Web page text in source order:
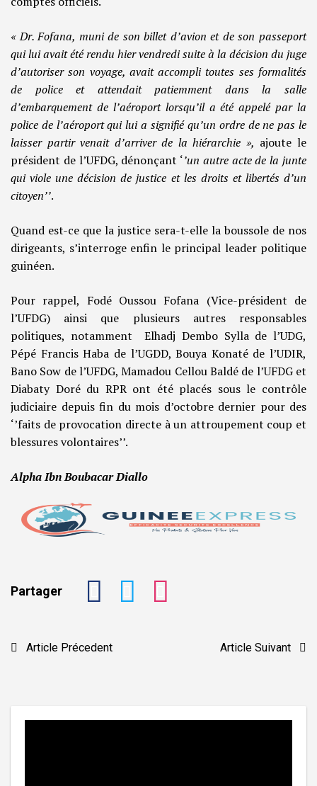
« Dr. Fofana, muni de son billet d’avion et de son passeport
qui lui avait été rendu hier vendredi suite à la décision du juge
d’autoriser son voyage, avait accompli toutes ses formalités
de police et attendait patiemment dans la salle
d’embarquement de l’aéroport lorsqu’il a été appelé par la
police de l’aéroport qui lui a signifié qu’un ordre de ne pas le
laisser partir venait d’arriver de la hiérarchie », ajoute le
président de l’UFDG, dénonçant ‘’un autre acte de la junte
qui viole une décision de justice et les droits et libertés d’un
citoyen’’.
Quand est-ce que la justice sera-t-elle la boussole de nos
dirigeants, s’interroge enfin le principal leader politique
guinéen.
Pour rappel, Fodé Oussou Fofana (Vice-président de
l’UFDG) ainsi que plusieurs autres responsables
politiques, notamment Elhadj Dembo Sylla de l’UDG,
Pépé Francis Haba de l’UGDD, Bouya Konaté de l’UDIR,
Bano Sow de l’UFDG, Mamadou Cellou Baldé de l’UFDG et
Diabaty Doré du RPR ont été placés sous le contrôle
judiciaire depuis fin du mois d’octobre dernier pour des
‘’faits de provocation directe à un attroupement coup et
blessures volontaires’’.
Alpha Ibn Boubacar Diallo
Partager
Article Précedent Article Suivant